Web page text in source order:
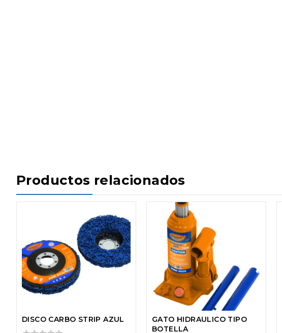
Productos relacionados
DISCO CARBO STRIP AZUL
GATO HIDRAULICO TIPO
BOTELLA